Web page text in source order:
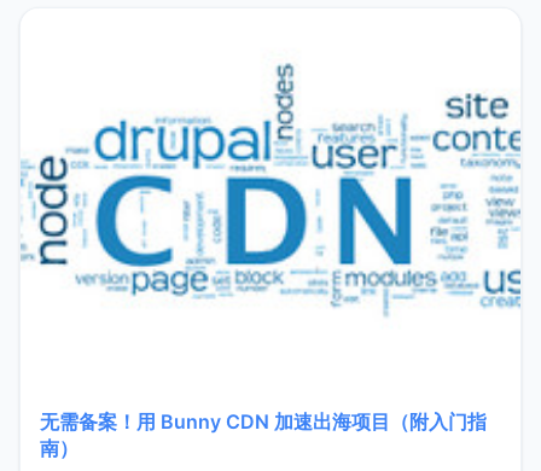
无需备案！用 Bunny CDN 加速出海项目（附入门指
南）